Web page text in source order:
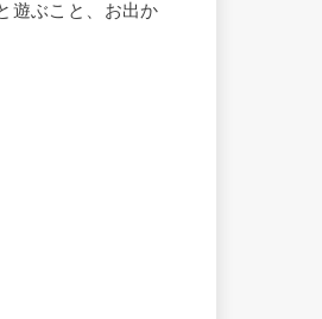
遊ぶこと、お出か